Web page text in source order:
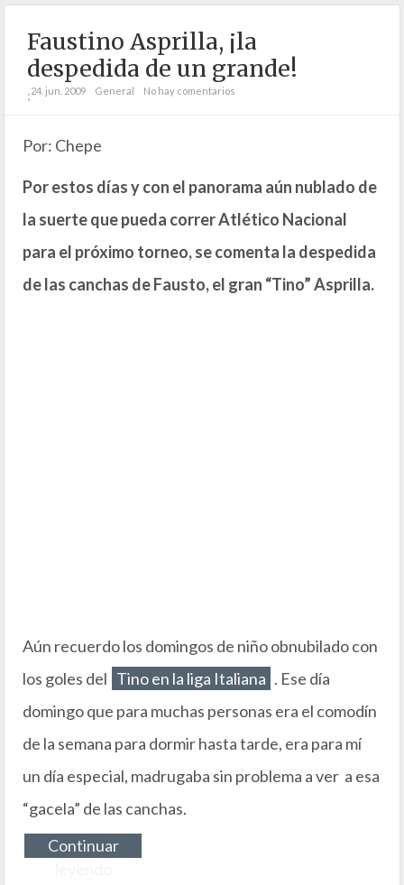
Faustino Asprilla, ¡la
despedida de un grande!
;24. jun. 2009 General No hay comentarios
Por: Chepe
Por estos días y con el panorama aún nublado de
la suerte que pueda correr Atlético Nacional
para el próximo torneo, se comenta la despedida
de las canchas de Fausto, el gran “Tino” Asprilla.
Aún recuerdo los domingos de niño obnubilado con
los goles del Tino en la liga Italiana . Ese día
domingo que para muchas personas era el comodín
de la semana para dormir hasta tarde, era para mí
un día especial, madrugaba sin problema a ver a esa
“gacela” de las canchas.
Continuar